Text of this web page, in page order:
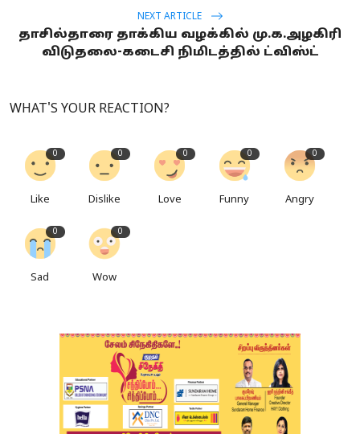
NEXT ARTICLE
தாசில்தாரை தாக்கிய வழக்கில் மு.க.அழகிரி
விடுதலை-கடைசி நிமிடத்தில் ட்விஸ்ட்
WHAT'S YOUR REACTION?
0
Like
0
Dislike
0
Love
0
Funny
0
Angry
0
Sad
0
Wow